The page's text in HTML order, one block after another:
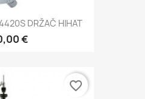
DRŽAČ HIHAT
€
favorite_border